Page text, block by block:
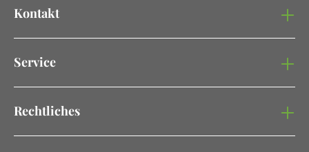
Kontakt
Service
Rechtliches